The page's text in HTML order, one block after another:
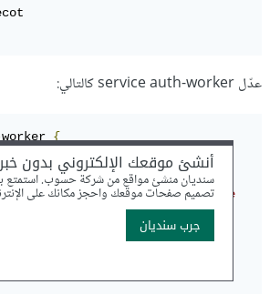
عدّل service auth-worker كالتالي:
worker {
process is run as root by
it can access
If this isn't necessary, the